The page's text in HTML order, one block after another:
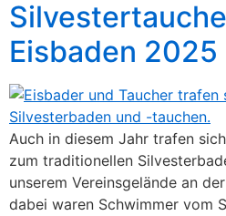
Eisbaden 2025
Auch in diesem Jahr trafen
zum traditionellen
unserem Vereinsgelände an
dabei waren Schwimmer vom